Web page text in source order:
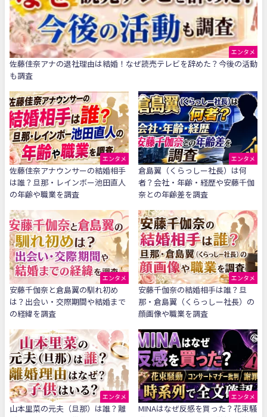
エンタメ
佐藤佳奈アナの退社理由は結婚！なぜ読売テレビを辞めた？今後の活動
も調査
エンタメ
佐藤佳奈アナウンサーの結婚相手
は誰？旦那・レインボー池田直人
の年齢や職業を調査
エンタメ
倉島翼（くらっしー社長）は何
者？会社・年齢・経歴や安藤千伽
奈との年齢差を調査
エンタメ
安藤千伽奈と倉島翼の馴れ初め
は？出会い・交際期間や結婚まで
の経緯を調査
エンタメ
安藤千伽奈の結婚相手は誰？旦
那・倉島翼（くらっしー社長）の
顔画像や職業を調査
エンタメ
山本里菜の元夫（旦那）は誰？離
エンタメ
MINAはなぜ反感を買った？花束騒